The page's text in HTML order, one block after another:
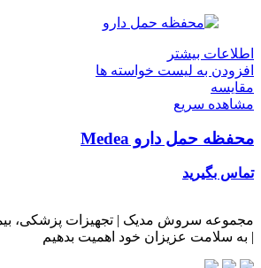
اطلاعات بیشتر
افزودن به لیست خواسته ها
مقایسه
مشاهده سریع
محفظه حمل دارو Medea
تماس بگیرید
مجموعه سروش مدیک | تجهیزات پزشکی،
| به سلامت عزیزان خود اهمیت بدهیم